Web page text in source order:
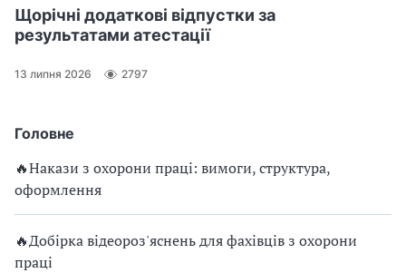
Головне
🔥Накази з охорони праці: вимоги, структура,
оформлення
🔥Добірка відеороз'яснень для фахівців з охорони
праці
Щорічні додаткові відпустки за
результатами атестації
13 липня 2026 2797